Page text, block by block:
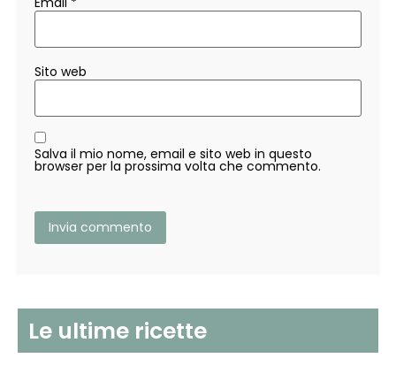
Sito web
Salva il mio nome, email e sito web in questo
browser per la prossima volta che commento.
Le ultime ricette